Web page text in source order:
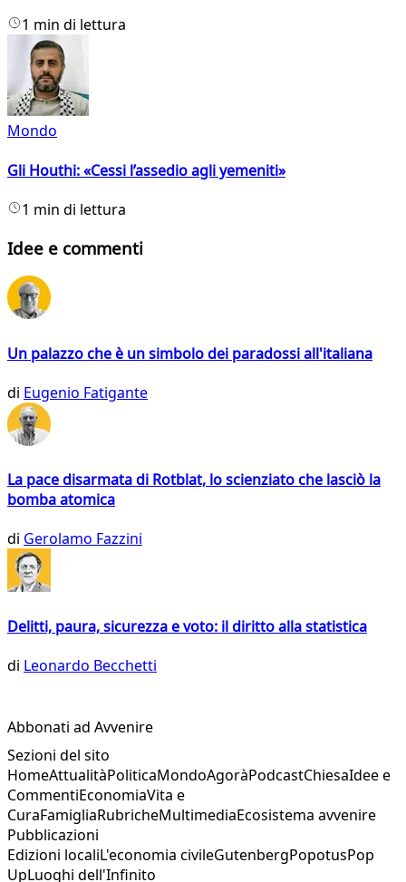
1 min di lettura
Mondo
Gli Houthi: «Cessi l’assedio agli yemeniti»
1 min di lettura
Idee e commenti
Un palazzo che è un simbolo dei paradossi all'italiana
di Eugenio Fatigante
La pace disarmata di Rotblat, lo scienziato che lasciò la
bomba atomica
di Gerolamo Fazzini
Delitti, paura, sicurezza e voto: il diritto alla statistica
di Leonardo Becchetti
Abbonati ad Avvenire
Sezioni del sito
HomeAttualitàPoliticaMondoAgoràPodcastChiesaIdee e
CommentiEconomiaVita e
CuraFamigliaRubricheMultimediaEcosistema avvenire
Pubblicazioni
Edizioni localiL'economia civileGutenbergPopotusPop
UpLuoghi dell'Infinito